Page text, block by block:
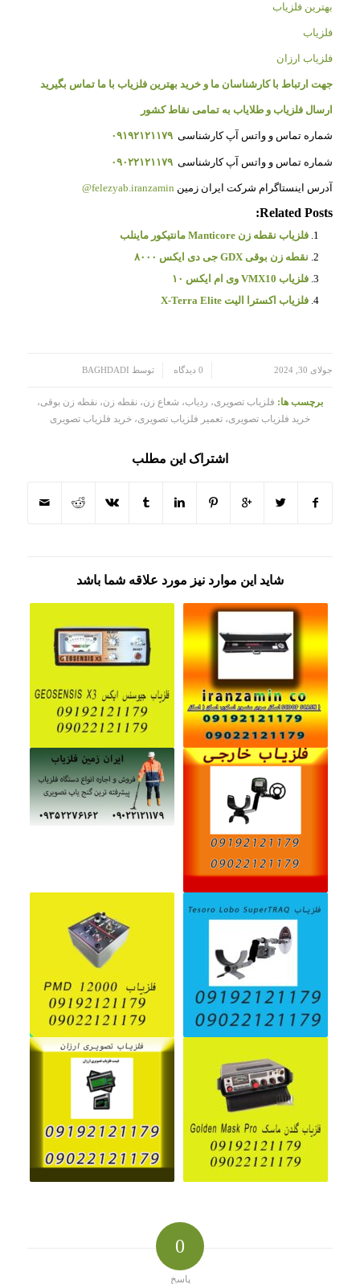
بهترین فلزیاب
فلزیاب
فلزیاب ارزان
جهت ارتباط با کارشناسان ما و خرید بهترین فلزیاب با ما تماس بگیرید
ارسال فلزیاب و طلایاب به تمامی نقاط کشور
شماره تماس و واتس آپ کارشناسی ۰۹۱۹۲۱۲۱۱۷۹
شماره تماس و واتس آپ کارشناسی ۰۹۰۲۲۱۲۱۱۷۹
آدرس اینستاگرام شرکت ایران زمین felezyab.iranzamin@
Related Posts:
فلزیاب نقطه زن Manticore مانتیکور ماینلب
نقطه زن بوقی GDX جی دی ایکس ۸۰۰۰
فلزیاب VMX10 وی ام ایکس ۱۰
فلزیاب اکسترا الیت X-Terra Elite
جولای 30, 2024 0 دیدگاه توسط BAGHDADI
برچسب ها: فلزیاب تصویری، ردیاب، شعاع زن، نقطه زن، نقطه زن بوقی،
خرید فلزیاب تصویری، تعمیر فلزیاب تصویری، خرید فلزیاب تصویری
اشتراک این مطلب
شاید این موارد نیز مورد علاقه شما باشد
0
پاسخ